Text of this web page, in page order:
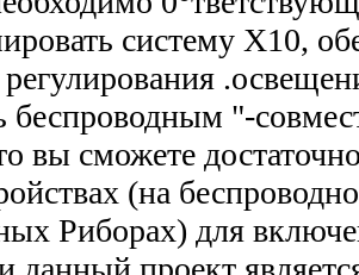
систему Х10,
беспроводным "-
вы сможете
(на
Риборах) для